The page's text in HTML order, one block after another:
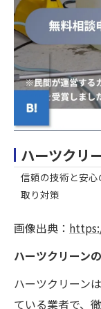
ハーツクリ
信頼の技術と安
取り対策
画像出典：
ハーツクリーン
ハーツクリーン
ている業者で、